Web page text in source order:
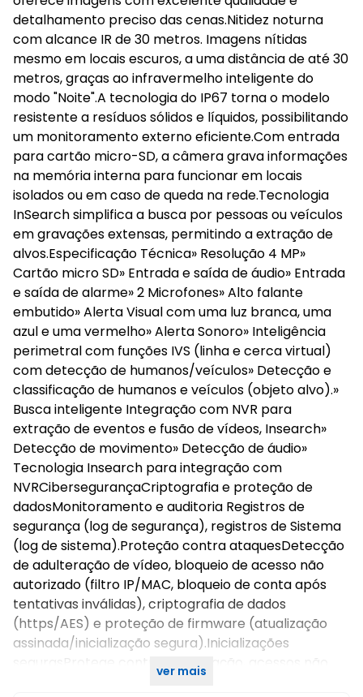
detalhamento preciso das cenas.Nitidez noturna
com alcance IR de 30 metros. Imagens nítidas
mesmo em locais escuros, a uma distância de até 30
metros, graças ao infravermelho inteligente do
modo "Noite".A tecnologia do IP67 torna o modelo
resistente a resíduos sólidos e líquidos, possibilitando
um monitoramento externo eficiente.Com entrada
para cartão micro-SD, a câmera grava informações
na memória interna para funcionar em locais
isolados ou em caso de queda na rede.Tecnologia
InSearch simplifica a busca por pessoas ou veículos
em gravações extensas, permitindo a extração de
alvos.Especificação Técnica» Resolução 4 MP»
Cartão micro SD» Entrada e saída de áudio» Entrada
e saída de alarme» 2 Microfones» Alto falante
embutido» Alerta Visual com uma luz branca, uma
azul e uma vermelho» Alerta Sonoro» Inteligência
perimetral com funções IVS (linha e cerca virtual)
com detecção de humanos/veículos» Detecção e
classificação de humanos e veículos (objeto alvo).»
Busca inteligente Integração com NVR para
extração de eventos e fusão de vídeos, Insearch»
Detecção de movimento» Detecção de áudio»
Tecnologia Insearch para integração com
NVRCibersegurançaCriptografia e proteção de
dadosMonitoramento e auditoria Registros de
segurança (log de segurança), registros de Sistema
(log de sistema).Proteção contra ataquesDetecção
de adulteração de vídeo, bloqueio de acesso não
autorizado (filtro IP/MAC, bloqueio de conta após
tentativas inválidas), criptografia de dados
(https/AES) e proteção de firmware (atualização
assinada/inicialização segura).Inicializações
segurasProtege contra adulteração, acessos não
ver mais